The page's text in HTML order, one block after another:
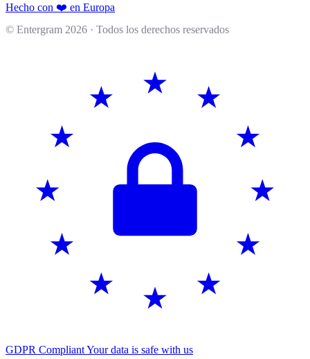
Hecho con ❤️ en Europa
© Entergram 2026 · Todos los derechos reservados
GDPR CompliantYour data is safe with us